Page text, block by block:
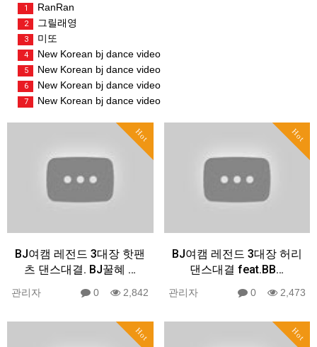
1 RanRan
2 그릴래영
3 미또
4 New Korean bj dance video
5 New Korean bj dance video
6 New Korean bj dance video
7 New Korean bj dance video
Hot
BJ여캠 레전드 3대장 핫팬
츠 댄스대결. BJ꿀혜 …
관리자 0 2,842
Hot
BJ여캠 레전드 3대장 허리
댄스대결 feat.BB…
관리자 0 2,473
Hot Hot